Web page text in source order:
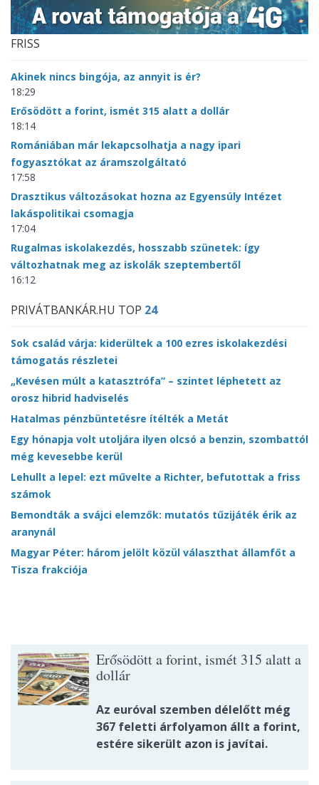
FRISS
Akinek nincs bingója, az annyit is ér?
18:29
Erősödött a forint, ismét 315 alatt a dollár
18:14
Romániában már lekapcsolhatja a nagy ipari
fogyasztókat az áramszolgáltató
17:58
Drasztikus változásokat hozna az Egyensúly Intézet
lakáspolitikai csomagja
17:04
Rugalmas iskolakezdés, hosszabb szünetek: így
változhatnak meg az iskolák szeptembertől
16:12
PRIVÁTBANKÁR.HU TOP 24
Sok család várja: kiderültek a 100 ezres iskolakezdési
támogatás részletei
„Kevésen múlt a katasztrófa” – szintet léphetett az
orosz hibrid hadviselés
Hatalmas pénzbüntetésre ítélték a Metát
Egy hónapja volt utoljára ilyen olcsó a benzin, szombattól
még kevesebbe kerül
Lehullt a lepel: ezt művelte a Richter, befutottak a friss
számok
Bemondták a svájci elemzők: mutatós tűzijáték érik az
aranynál
Magyar Péter: három jelölt közül választhat államfőt a
Tisza frakciója
Erősödött a forint, ismét 315 alatt a
dollár
Az euróval szemben délelőtt még
367 feletti árfolyamon állt a forint,
estére sikerült azon is javítai.